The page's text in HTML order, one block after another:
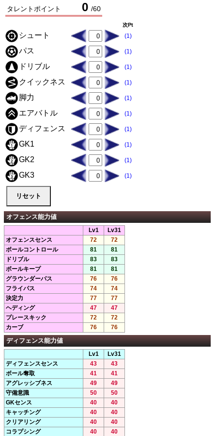
タレントポイント 0 /60
次Pt
シュート (1)
パス (1)
ドリブル (1)
クイックネス (1)
脚力 (1)
エアバトル (1)
ディフェンス (1)
GK1 (1)
GK2 (1)
GK3 (1)
オフェンス能力値
Lv1
Lv31
オフェンスセンス
72
72
ボールコントロール
81
81
ドリブル
83
83
ボールキープ
81
81
グラウンダーパス
76
76
フライパス
74
74
決定力
77
77
ヘディング
47
47
プレースキック
72
72
カーブ
76 76
ディフェンス能力値
Lv1
Lv31
ディフェンスセンス
43
43
ボール奪取
41
41
アグレッシブネス
49
49
守備意識
50
50
GKセンス
40
40
キャッチング
40
40
クリアリング
40
40
コラプシング
40 40